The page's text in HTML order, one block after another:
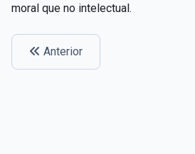
moral que no intelectual.
Anterior